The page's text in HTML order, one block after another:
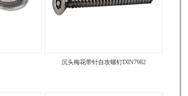
沉头梅花带针自攻螺钉DIN7982